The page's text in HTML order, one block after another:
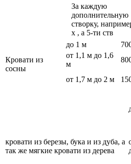
За каждую
дополнительную
створку,
х , а 5-ти ств
Кровати из
сосны
до 1 м
от 1,1 м до 1,6
м
от 1,7 м до 2 м
кровати из березы, бука и из дуба, а
так же мягкие кровати из дерева